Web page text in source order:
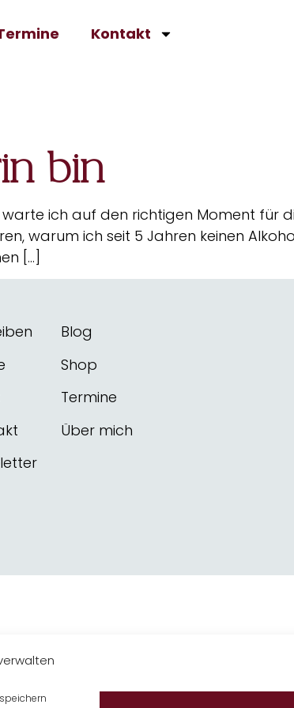
Kontakt
bin
ich auf den richtigen Moment für
warum ich seit 5 Jahren keinen
[…]
Blog
Shop
Termine
Über mich